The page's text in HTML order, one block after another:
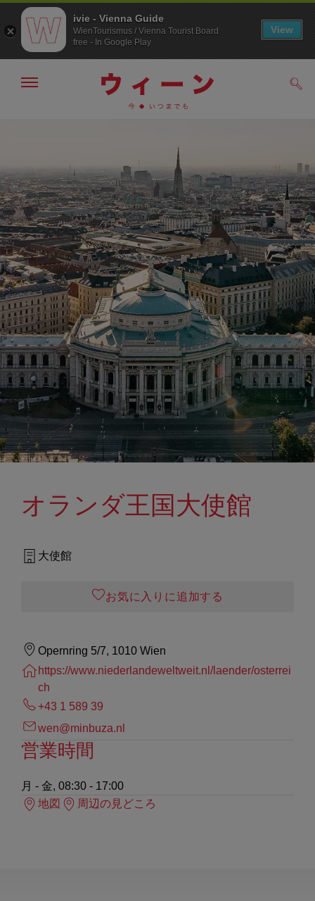
へ
ジ
の
ト
ッ
プ
へ
メ
非
表
示
オランダ王国大使館
大使館
お気に入りに追加する
Opernring 5/7, 1010 Wien
https://www.niederlandeweltweit.nl/laender/osterrei
ch
+43 1 589 39
wen@minbuza.nl
営業時間
月 - 金, 08:30 - 17:00
地図
周辺の見どころ
ivie - Vienna Guide
WienTourismus / Vienna Tourist Board
free - In Google Play
View